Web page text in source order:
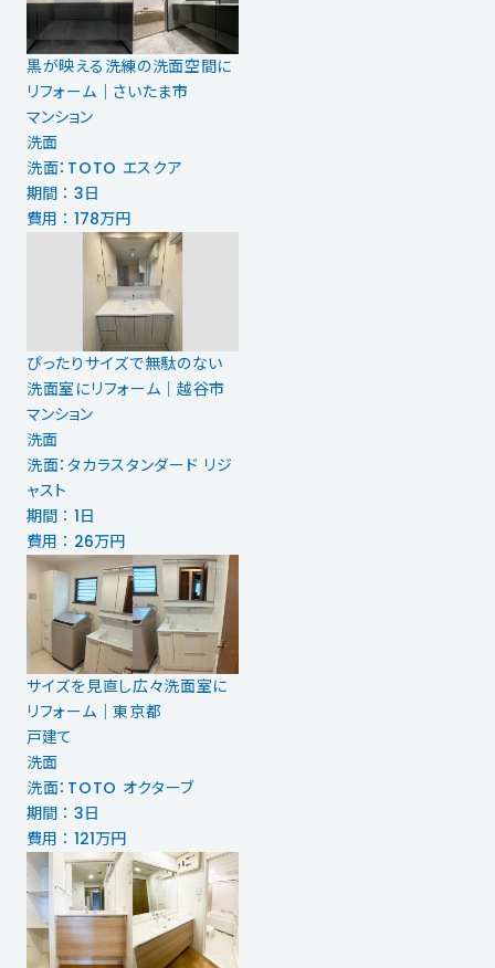
黒が映える洗練の洗面空間に
リフォーム｜さいたま市
マンション
洗面
洗面：TOTO エスクア
期間 ： 3日
費用 ： 178万円
ぴったりサイズで無駄のない
洗面室にリフォーム｜越谷市
マンション
洗面
洗面：タカラスタンダード リジ
ャスト
期間 ： 1日
費用 ： 26万円
サイズを見直し広々洗面室に
リフォーム｜東京都
戸建て
洗面
洗面：TOTO オクターブ
期間 ： 3日
費用 ： 121万円